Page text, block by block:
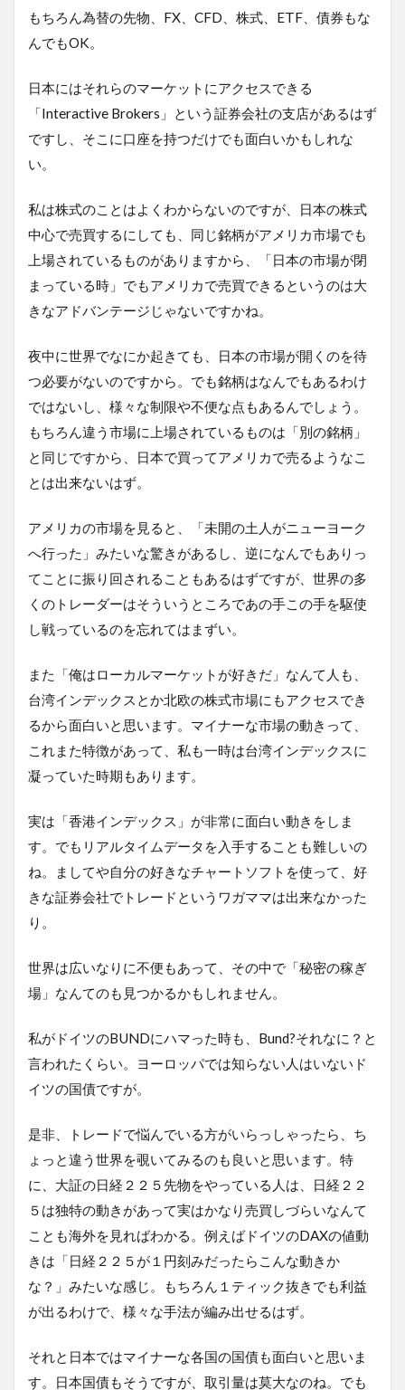
もちろん為替の先物、FX、CFD、株式、ETF、債券もな
んでもOK。
日本にはそれらのマーケットにアクセスできる
「Interactive Brokers」という証券会社の支店があるはず
ですし、そこに口座を持つだけでも面白いかもしれな
い。
私は株式のことはよくわからないのですが、日本の株式
中心で売買するにしても、同じ銘柄がアメリカ市場でも
上場されているものがありますから、「日本の市場が閉
まっている時」でもアメリカで売買できるというのは大
きなアドバンテージじゃないですかね。
夜中に世界でなにか起きても、日本の市場が開くのを待
つ必要がないのですから。でも銘柄はなんでもあるわけ
ではないし、様々な制限や不便な点もあるんでしょう。
もちろん違う市場に上場されているものは「別の銘柄」
と同じですから、日本で買ってアメリカで売るようなこ
とは出来ないはず。
アメリカの市場を見ると、「未開の土人がニューヨーク
へ行った」みたいな驚きがあるし、逆になんでもありっ
てことに振り回されることもあるはずですが、世界の多
くのトレーダーはそういうところであの手この手を駆使
し戦っているのを忘れてはまずい。
また「俺はローカルマーケットが好きだ」なんて人も、
台湾インデックスとか北欧の株式市場にもアクセスでき
るから面白いと思います。マイナーな市場の動きって、
これまた特徴があって、私も一時は台湾インデックスに
凝っていた時期もあります。
実は「香港インデックス」が非常に面白い動きをしま
す。でもリアルタイムデータを入手することも難しいの
ね。ましてや自分の好きなチャートソフトを使って、好
きな証券会社でトレードというワガママは出来なかった
り。
世界は広いなりに不便もあって、その中で「秘密の稼ぎ
場」なんてのも見つかるかもしれません。
私がドイツのBUNDにハマった時も、Bund?それなに？と
言われたくらい。ヨーロッパでは知らない人はいないド
イツの国債ですが。
是非、トレードで悩んでいる方がいらっしゃったら、ち
ょっと違う世界を覗いてみるのも良いと思います。特
に、大証の日経２２５先物をやっている人は、日経２２
５は独特の動きがあって実はかなり売買しづらいなんて
ことも海外を見ればわかる。例えばドイツのDAXの値動
きは「日経２２５が１円刻みだったらこんな動きか
な？」みたいな感じ。もちろん１ティック抜きでも利益
が出るわけで、様々な手法が編み出せるはず。
それと日本ではマイナーな各国の国債も面白いと思いま
す。日本国債もそうですが、取引量は莫大なのね。でも